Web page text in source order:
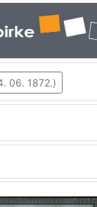
06. 1872.)